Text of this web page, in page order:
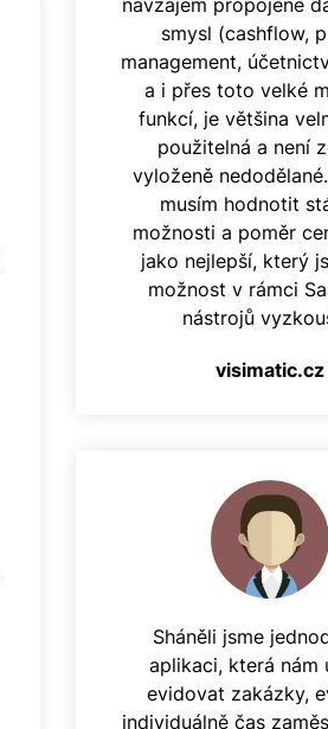
navzájem propojené
smysl (cashflow,
management,
a i přes toto velké
funkcí, je většina
použitelná a není
vyloženě
musím hodnotit
možnosti a poměr
jako nejlepší, který
možnost v rámci
nástrojů
visimatic.cz
Sháněli jsme
aplikaci, která nám
evidovat zakázky,
individuálně čas